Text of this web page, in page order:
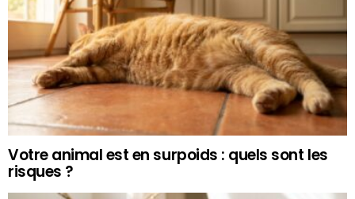
Votre animal est en surpoids : quels sont les
risques ?